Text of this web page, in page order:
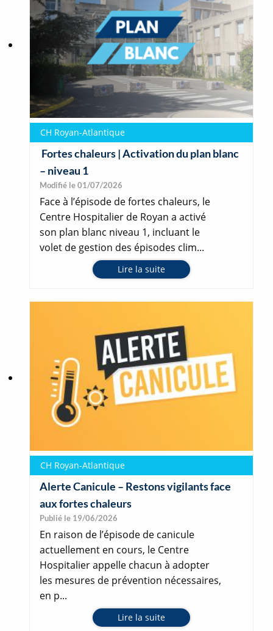
CH Royan-Atlantique
Fortes chaleurs | Activation du plan blanc
– niveau 1
Modifié le 01/07/2026
Face à l’épisode de fortes chaleurs, le
Centre Hospitalier de Royan a activé
son plan blanc niveau 1, incluant le
volet de gestion des épisodes clim...
Lire la suite
CH Royan-Atlantique
Alerte Canicule – Restons vigilants face
aux fortes chaleurs
Publié le 19/06/2026
En raison de l’épisode de canicule
actuellement en cours, le Centre
Hospitalier appelle chacun à adopter
les mesures de prévention nécessaires,
en p...
Lire la suite